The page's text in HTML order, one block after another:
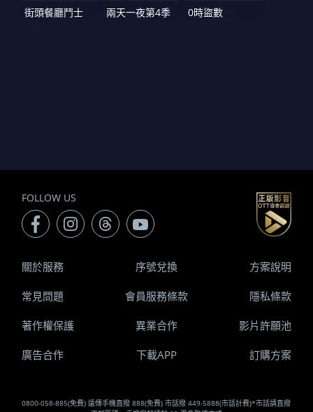
街頭餐廳鬥士 兩天一夜第4季 0時盜數
FOLLOW US
0800-058-885(免費) 遠傳手機直撥 888(免費) 市話撥 449-5888(市話計費)*市話請直撥
關於服務 序號兌換 方案說明
常見問題 會員服務條款 隱私條款
著作權保護 異業合作 影片許願池
廣告合作 下載APP 訂購方案